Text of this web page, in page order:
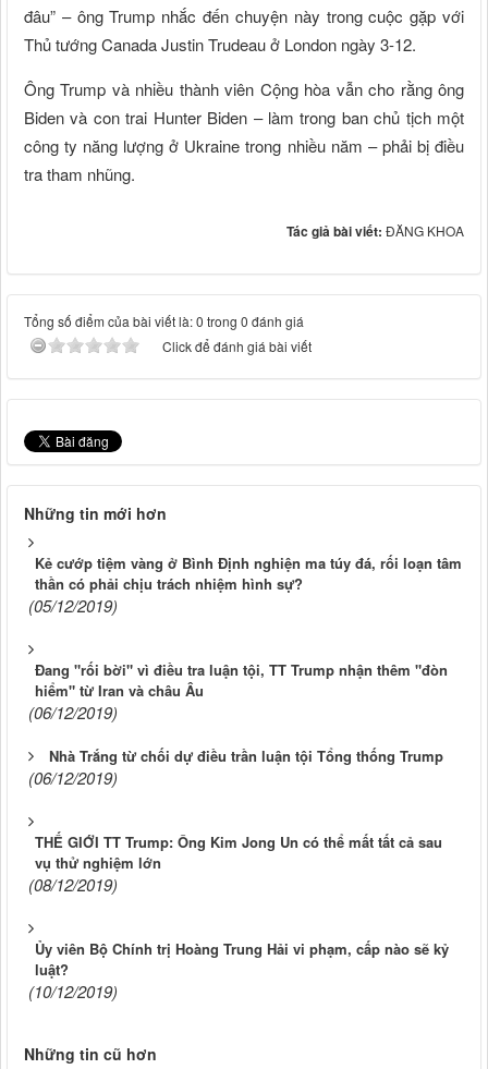
đâu” – ông Trump nhắc đến chuyện này trong cuộc gặp với
Thủ tướng Canada Justin Trudeau ở London ngày 3-12.
Ông Trump và nhiều thành viên Cộng hòa vẫn cho rằng ông
Biden và con trai Hunter Biden – làm trong ban chủ tịch một
công ty năng lượng ở Ukraine trong nhiều năm – phải bị điều
tra tham nhũng.
Tác giả bài viết: ĐĂNG KHOA
Tổng số điểm của bài viết là: 0 trong 0 đánh giá
Click để đánh giá bài viết
Những tin mới hơn
Kẻ cướp tiệm vàng ở Bình Định nghiện ma túy đá, rối loạn tâm
thần có phải chịu trách nhiệm hình sự?
(05/12/2019)
Đang "rối bời" vì điều tra luận tội, TT Trump nhận thêm "đòn
hiểm" từ Iran và châu Âu
(06/12/2019)
Nhà Trắng từ chối dự điều trần luận tội Tổng thống Trump
(06/12/2019)
THẾ GIỚI TT Trump: Ông Kim Jong Un có thể mất tất cả sau
vụ thử nghiệm lớn
(08/12/2019)
Ủy viên Bộ Chính trị Hoàng Trung Hải vi phạm, cấp nào sẽ kỷ
luật?
(10/12/2019)
Những tin cũ hơn